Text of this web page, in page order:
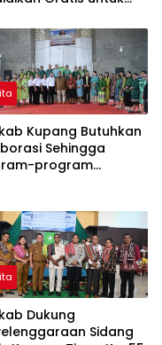
Kupang Butuhkan
Sehingga
program
Dukung
Sidang